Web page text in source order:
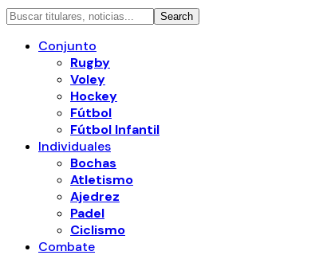
Conjunto
Rugby
Voley
Hockey
Fútbol
Fútbol Infantil
Individuales
Bochas
Atletismo
Ajedrez
Padel
Ciclismo
Combate